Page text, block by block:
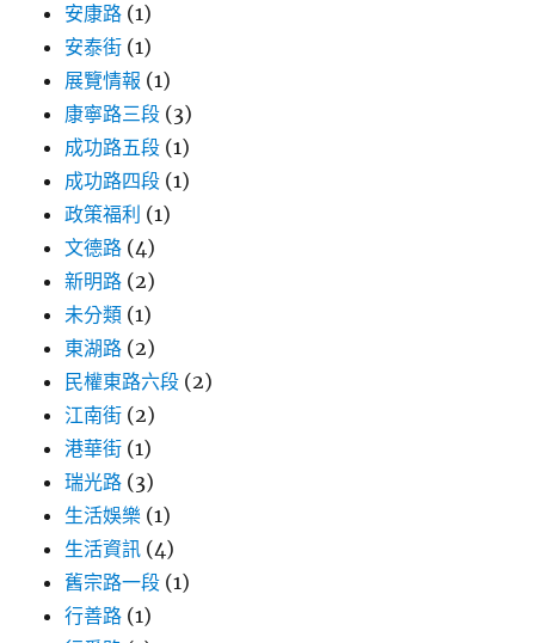
安康路 (1)
安泰街 (1)
展覽情報 (1)
康寧路三段 (3)
成功路五段 (1)
成功路四段 (1)
政策福利 (1)
文德路 (4)
新明路 (2)
未分類 (1)
東湖路 (2)
民權東路六段 (2)
江南街 (2)
港華街 (1)
瑞光路 (3)
生活娛樂 (1)
生活資訊 (4)
舊宗路一段 (1)
行善路 (1)